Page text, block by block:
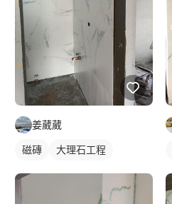
姜葳葳
磁磚 大理石工程